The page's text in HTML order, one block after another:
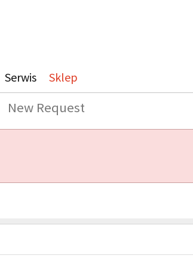
Serwis Sklep
New Request